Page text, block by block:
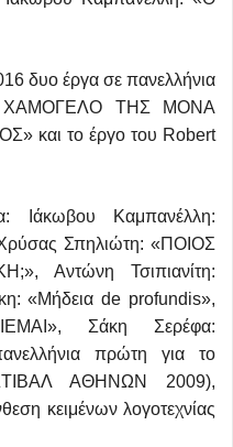
δυο έργα σε πανελλήνια
ΧΑΜΟΓΕΛΟ ΤΗΣ ΜΟΝΑ
και το έργο του Robert
Ιάκωβου Καμπανέλλη:
Σπηλιώτη: «ΠΟΙΟΣ
Αντώνη Τσιπιανίτη:
«Μήδεια de profundis»,
Σάκη Σερέφα:
πρώτη για το
ΑΘΗΝΩΝ 2009),
κειμένων λογοτεχνίας